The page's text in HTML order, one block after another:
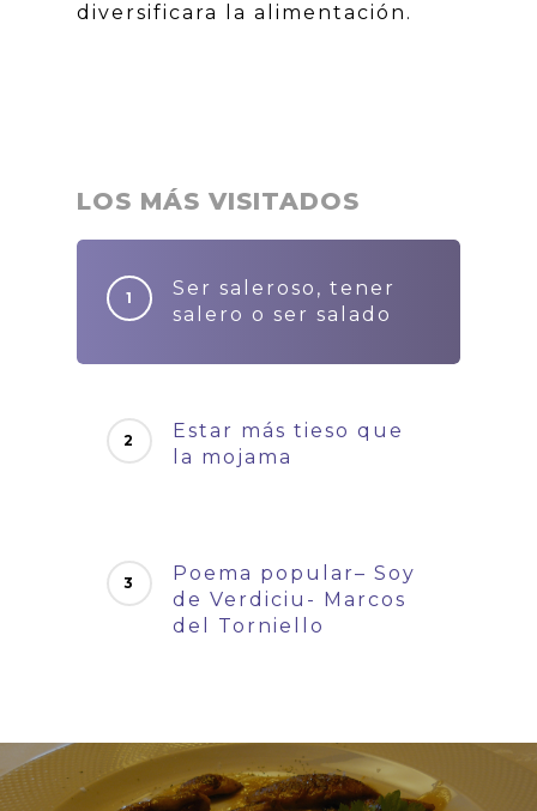
diversificara la alimentación.
LOS MÁS VISITADOS
Ser saleroso, tener
salero o ser salado
Estar más tieso que
la mojama
Poema popular– Soy
de Verdiciu- Marcos
del Torniello